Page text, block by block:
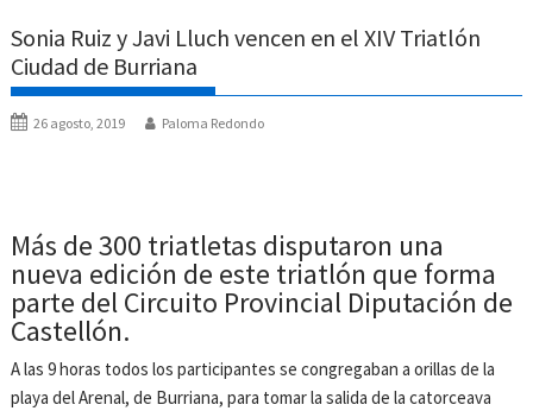
Sonia Ruiz y Javi Lluch vencen en el XIV Triatlón
Ciudad de Burriana
26 agosto, 2019 Paloma Redondo
Más de 300 triatletas disputaron una
nueva edición de este triatlón que forma
parte del Circuito Provincial Diputación de
Castellón.
A las 9 horas todos los participantes se congregaban a orillas de la
playa del Arenal, de Burriana, para tomar la salida de la catorceava